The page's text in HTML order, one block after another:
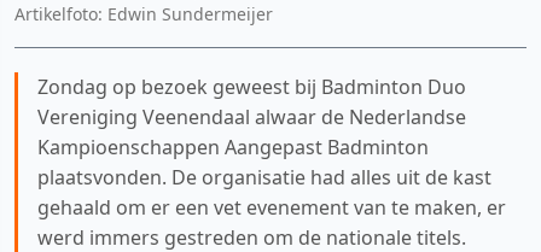
Artikelfoto: Edwin Sundermeijer
Zondag op bezoek geweest bij Badminton Duo
Vereniging Veenendaal alwaar de Nederlandse
Kampioenschappen Aangepast Badminton
plaatsvonden. De organisatie had alles uit de kast
gehaald om er een vet evenement van te maken, er
werd immers gestreden om de nationale titels.